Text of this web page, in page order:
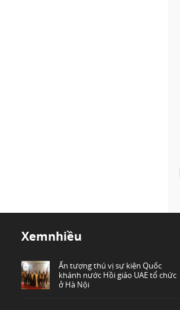
Xemnhiều
Ấn tượng thú vị sự kiện Quốc
khánh nước Hồi giáo UAE tổ chức
ở Hà Nội